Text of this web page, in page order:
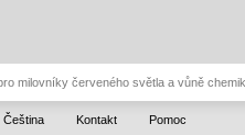
milovníky červeného světla a vůně
Čeština Kontakt Pomoc